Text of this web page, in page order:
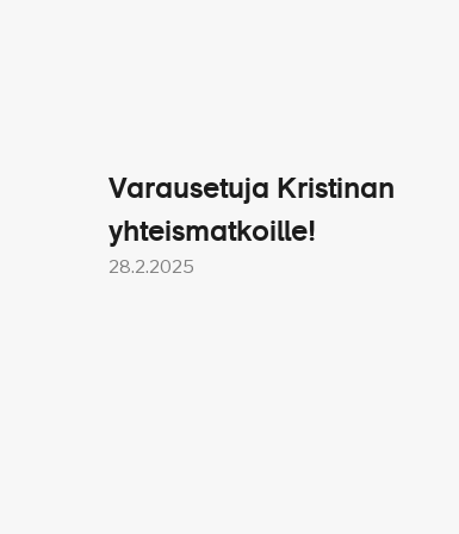
Varausetuja Kristinan
yhteismatkoille!
28.2.2025